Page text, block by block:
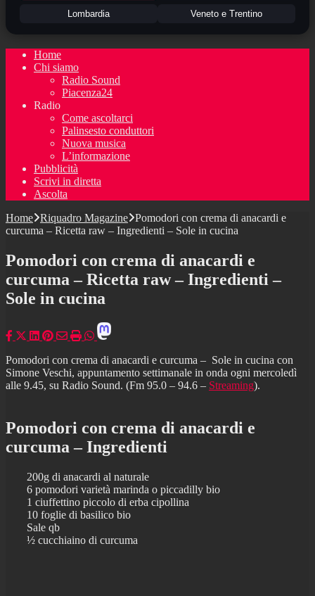
Lombardia Veneto e Trentino
Home
Chi siamo
Radio Sound
Piacenza24
Radio
Come ascoltarci
Palinsesto conduttori
Nuova musica
L’informazione
Pubblicità
Scrivi in diretta
Ascolta
Home Riquadro Magazine Pomodori con crema di anacardi e
curcuma – Ricetta raw – Ingredienti – Sole in cucina
Pomodori con crema di anacardi e
curcuma – Ricetta raw – Ingredienti –
Sole in cucina
Pomodori con crema di anacardi e curcuma – Sole in cucina con
Simone Veschi, appuntamento settimanale in onda ogni mercoledì
alle 9.45, su Radio Sound. (Fm 95.0 – 94.6 – Streaming).
Pomodori con crema di anacardi e
curcuma – Ingredienti
200g di anacardi al naturale
6 pomodori varietà marinda o piccadilly bio
1 ciuffettino piccolo di erba cipollina
10 foglie di basilico bio
Sale qb
½ cucchiaino di curcuma